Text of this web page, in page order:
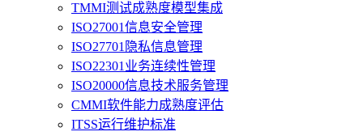
TMMI测试成熟度模型集成
ISO27001信息安全管理
ISO27701隐私信息管理
ISO22301业务连续性管理
ISO20000信息技术服务管理
CMMI软件能力成熟度评估
ITSS运行维护标准